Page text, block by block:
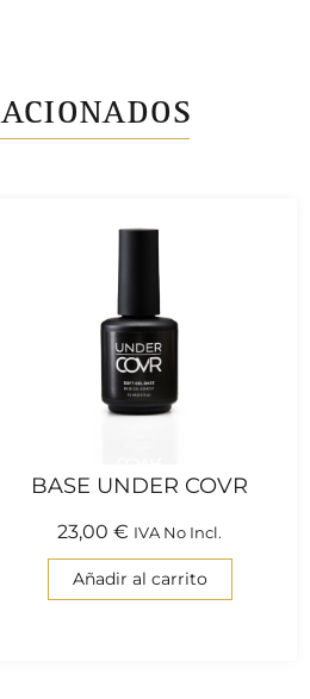
BASE UNDER COVR
23,00€ IVA No Incl.
Añadir al carrito